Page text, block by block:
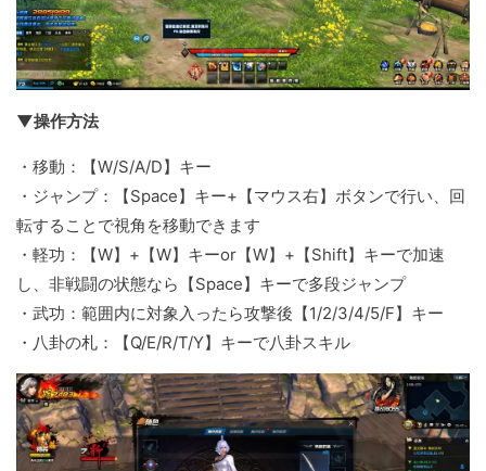
▼操作方法
・移動：【W/S/A/D】キー
・ジャンプ：【Space】キー+【マウス右】ボタンで行い、回
転することで視角を移動できます
・軽功：【W】+【W】キーor【W】+【Shift】キーで加速
し、非戦闘の状態なら【Space】キーで多段ジャンプ
・武功：範囲内に対象入ったら攻撃後【1/2/3/4/5/F】キー
・八卦の札：【Q/E/R/T/Y】キーで八卦スキル